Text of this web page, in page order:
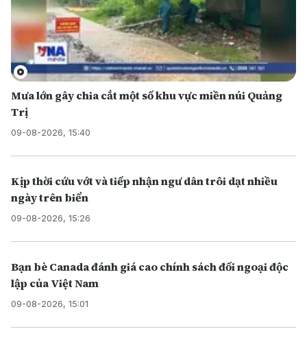
Mưa lớn gây chia cắt một số khu vực miền núi Quảng
Trị
09-08-2026, 15:40
Kịp thời cứu vớt và tiếp nhận ngư dân trôi dạt nhiều
ngày trên biển
09-08-2026, 15:26
Bạn bè Canada đánh giá cao chính sách đối ngoại độc
lập của Việt Nam
09-08-2026, 15:01